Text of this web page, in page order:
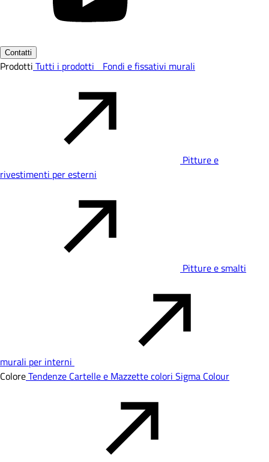
Contatti
Prodotti Tutti i prodotti Fondi e fissativi murali
Pitture e
rivestimenti per esterni
Pitture e smalti
murali per interni
ColoreTendenze Cartelle e Mazzette colori Sigma Colour